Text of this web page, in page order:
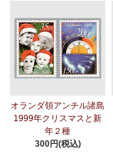
オランダ領アンチル諸島
1999年クリスマスと新
年２種
300円(税込)